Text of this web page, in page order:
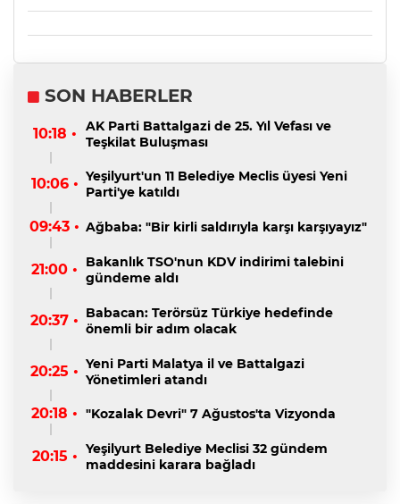
SON HABERLER
10:18 •
AK Parti Battalgazi de 25. Yıl Vefası ve
Teşkilat Buluşması
10:06 • Yeşilyurt'un 11 Belediye Meclis üyesi Yeni
Parti'ye katıldı
09:43 • Ağbaba: "Bir kirli saldırıyla karşı karşıyayız"
21:00 •
Bakanlık TSO'nun KDV indirimi talebini
gündeme aldı
20:37 • Babacan: Terörsüz Türkiye hedefinde
önemli bir adım olacak
20:25 • Yeni Parti Malatya il ve Battalgazi
Yönetimleri atandı
20:18 • "Kozalak Devri" 7 Ağustos'ta Vizyonda
20:15 • Yeşilyurt Belediye Meclisi 32 gündem
maddesini karara bağladı